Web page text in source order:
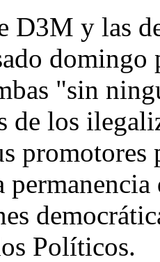
D3M y las
"sin
de los
Políticos.